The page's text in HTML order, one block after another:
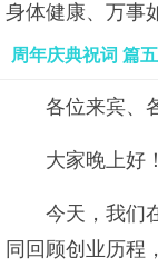
身体健康、万事
周年庆典祝词 篇五
各位来宾、
大家晚上好！
今天，我们
同回顾创业历程